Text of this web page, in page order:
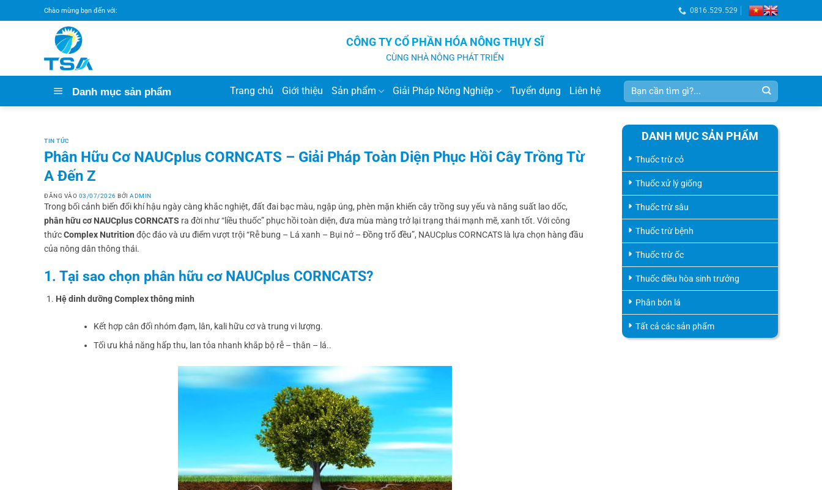
qua
Chào mừng bạn đến với: 0816.529.529
CÔNG TY CỔ PHẦN HÓA NÔNG THỤY SĨ
CÙNG NHÀ NÔNG PHÁT TRIỂN
Danh mục sản phẩm Trang chủ Giới thiệu Sản phẩm Giải Pháp Nông Nghiệp Tuyển dụng Liên hệ
Tìm
kiếm:
TIN TỨC
Phân Hữu Cơ NAUCplus CORNCATS – Giải Pháp Toàn Diện Phục Hồi Cây Trồng Từ
A Đến Z
ĐĂNG VÀO 03/07/2026 BỞIADMIN
Trong bối cảnh biến đổi khí hậu ngày càng khắc nghiệt, đất đai bạc màu, ngập úng, phèn mặn khiến cây trồng suy yếu và năng suất lao dốc,
phân hữu cơ NAUCplus CORNCATS ra đời như “liều thuốc” phục hồi toàn diện, đưa mùa màng trở lại trạng thái mạnh mẽ, xanh tốt. Với công
thứcComplex Nutrition độc đáo và ưu điểm vượt trội “Rễ bung – Lá xanh – Bụi nở – Đồng trổ đều”, NAUCplus CORNCATS là lựa chọn hàng đầu
của nông dân thông thái.
1. Tại sao chọn phân hữu cơ NAUCplus CORNCATS?
Hệ dinh dưỡng Complex thông minh
Kết hợp cân đối nhóm đạm, lân, kali hữu cơ và trung vi lượng.
Tối ưu khả năng hấp thu, lan tỏa nhanh khắp bộ rễ – thân – lá..
DANH MỤC SẢN PHẨM
Thuốc trừ cỏ
Thuốc xử lý giống
Thuốc trừ sâu
Thuốc trừ bệnh
Thuốc trừ ốc
Thuốc điều hòa sinh trưởng
Phân bón lá
Tất cả các sản phẩm